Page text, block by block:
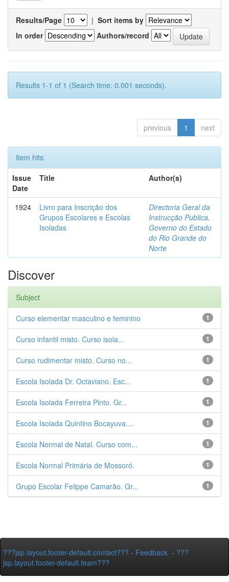
Results/Page | Sort items by
In order
Authors/record
Results 1-1 of 1 (Search time: 0.001 seconds).
previous 1 next
Item hits:
Issue
Date
Title Author(s)
1924
Livro para Inscrição dos
Grupos Escolares e Escolas
Isoladas
Directoria Geral da
Instrucção Publica,
Governo do Estado
do Rio Grande do
Norte
Discover
Subject
1
Curso elementar masculino e feminino
1
Curso infantil misto. Curso isola...
1
Curso rudimentar misto. Curso no...
1
Escola Isolada Dr. Octaviano. Esc...
1
Escola Isolada Ferreira Pinto. Gr...
1
Escola Isolada Quintino Bocayuva....
1
Escola Normal de Natal. Curso com...
1
Escola Normal Primária de Mossoró.
1
Grupo Escolar Felippe Camarão. Gr...
???jsp.layout.footer-default.contact??? - Feedback - ???
jsp.layout.footer-default.team???